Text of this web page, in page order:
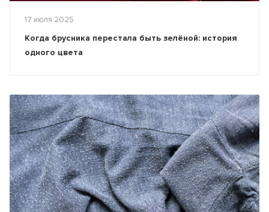
17 июля 2025
Когда брусника перестала быть зелёной: история
одного цвета